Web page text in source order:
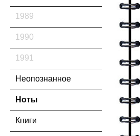
1989
1990
1991
Неопознанное
Ноты
Книги